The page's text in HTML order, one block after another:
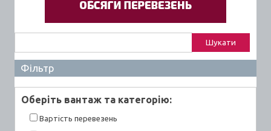
Фільтр
Оберiть вантаж та категорiю:
Вартiсть перевезень